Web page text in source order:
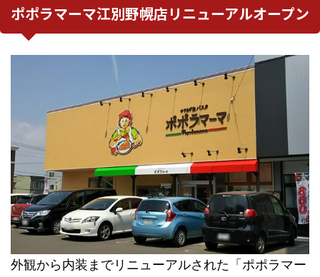
ポポラマーマ江別野幌店リニューアルオープン
外観から内装までリニューアルされた「ポポラマー